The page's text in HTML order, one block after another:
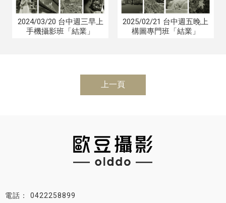
2024/03/20 台中週三早上
手機攝影班「結業」
2025/02/21 台中週五晚上
構圖專門班「結業」
上一頁
0422258899